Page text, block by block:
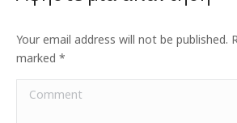
Your email address will not be published.
marked *
Comment